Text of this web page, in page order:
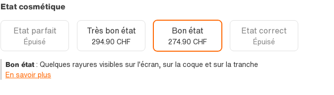
Etat cosmétique
Etat parfait
Épuisé
Très bon état
294.90 CHF
Bon état
274.90 CHF
Etat correct
Épuisé
Bon état: Quelques rayures visibles sur l'écran, sur la coque et sur la tranche
En savoir plus